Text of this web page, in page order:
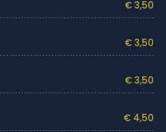
€ 3,50
€ 3,50
€ 3,50
€ 4,50